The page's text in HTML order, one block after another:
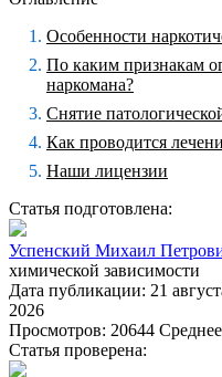
Особенности
По каким признакам
наркомана?
Снятие
Как проводится
Наши лицензии
Статья подготовлена:
Успенский Михаил
химической зависимости
Дата публикации: 21
2026
Просмотров: 20644
Статья проверена: